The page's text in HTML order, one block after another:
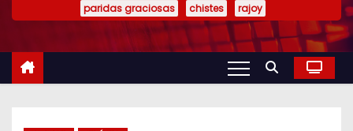
t
paridas graciosas
chistes rajoy